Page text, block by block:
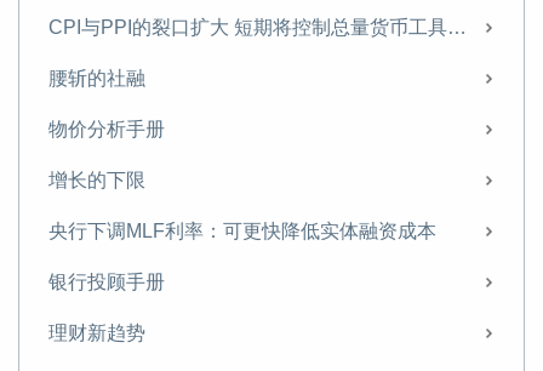
CPI与PPI的裂口扩大 短期将控制总量货币工具的使用
腰斩的社融
物价分析手册
增长的下限
央行下调MLF利率：可更快降低实体融资成本
银行投顾手册
理财新趋势